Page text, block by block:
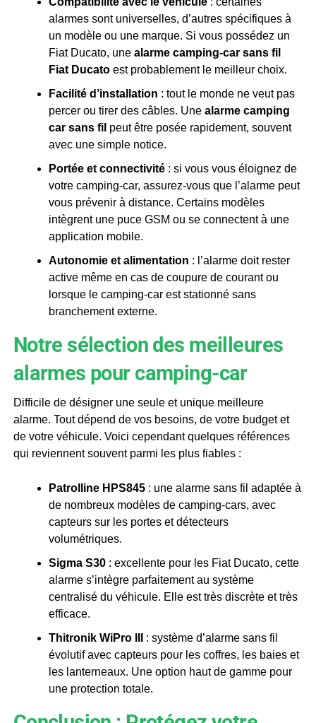
alarmes sont universelles, d’autres spécifiques à
un modèle ou une marque. Si vous possédez un
Fiat Ducato, une alarme camping-car sans fil
Fiat Ducatoest probablement le meilleur choix.
Facilité d’installation : tout le monde ne veut pas
percer ou tirer des câbles. Une alarme camping
car sans fil peut être posée rapidement, souvent
avec une simple notice.
Portée et connectivité: si vous vous éloignez de
votre camping-car, assurez-vous que l’alarme peut
vous prévenir à distance. Certains modèles
intègrent une puce GSM ou se connectent à une
application mobile.
Autonomie et alimentation : l’alarme doit rester
active même en cas de coupure de courant ou
lorsque le camping-car est stationné sans
branchement externe.
Notre sélection des meilleures
alarmes pour camping-car
Difficile de désigner une seule et unique meilleure
alarme. Tout dépend de vos besoins, de votre budget et
de votre véhicule. Voici cependant quelques références
qui reviennent souvent parmi les plus fiables :
Patrolline HPS845: une alarme sans fil adaptée à
de nombreux modèles de camping-cars, avec
capteurs sur les portes et détecteurs
volumétriques.
Sigma S30: excellente pour les Fiat Ducato, cette
alarme s’intègre parfaitement au système
centralisé du véhicule. Elle est très discrète et très
efficace.
Thitronik WiPro III
: système d’alarme sans fil
évolutif avec capteurs pour les coffres, les baies et
les lanterneaux. Une option haut de gamme pour
une protection totale.